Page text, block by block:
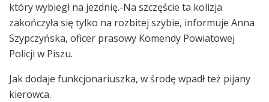
który wybiegł na jezdnię.-Na szczęście ta kolizja
zakończyła się tylko na rozbitej szybie, informuje Anna
Szypczyńska, oficer prasowy Komendy Powiatowej
Policji w Piszu.
Jak dodaje funkcjonariuszka, w środę wpadł też pijany
kierowca.